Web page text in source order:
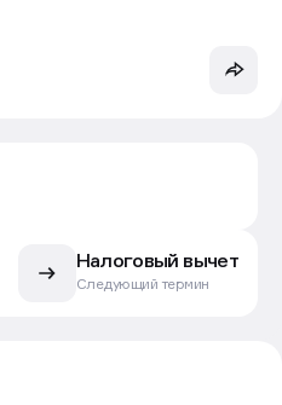
Налоговый вычет
Следующий термин